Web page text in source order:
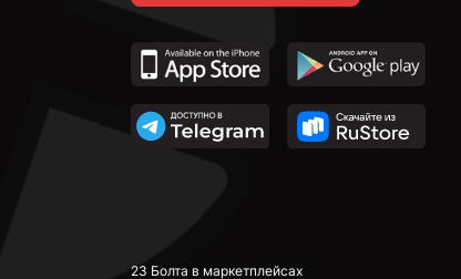
23 Болта в маркетплейсах